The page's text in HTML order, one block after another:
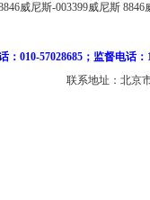
威尼斯-003399威尼斯 8846
：010-57028685；监督电话
联系地址：北京